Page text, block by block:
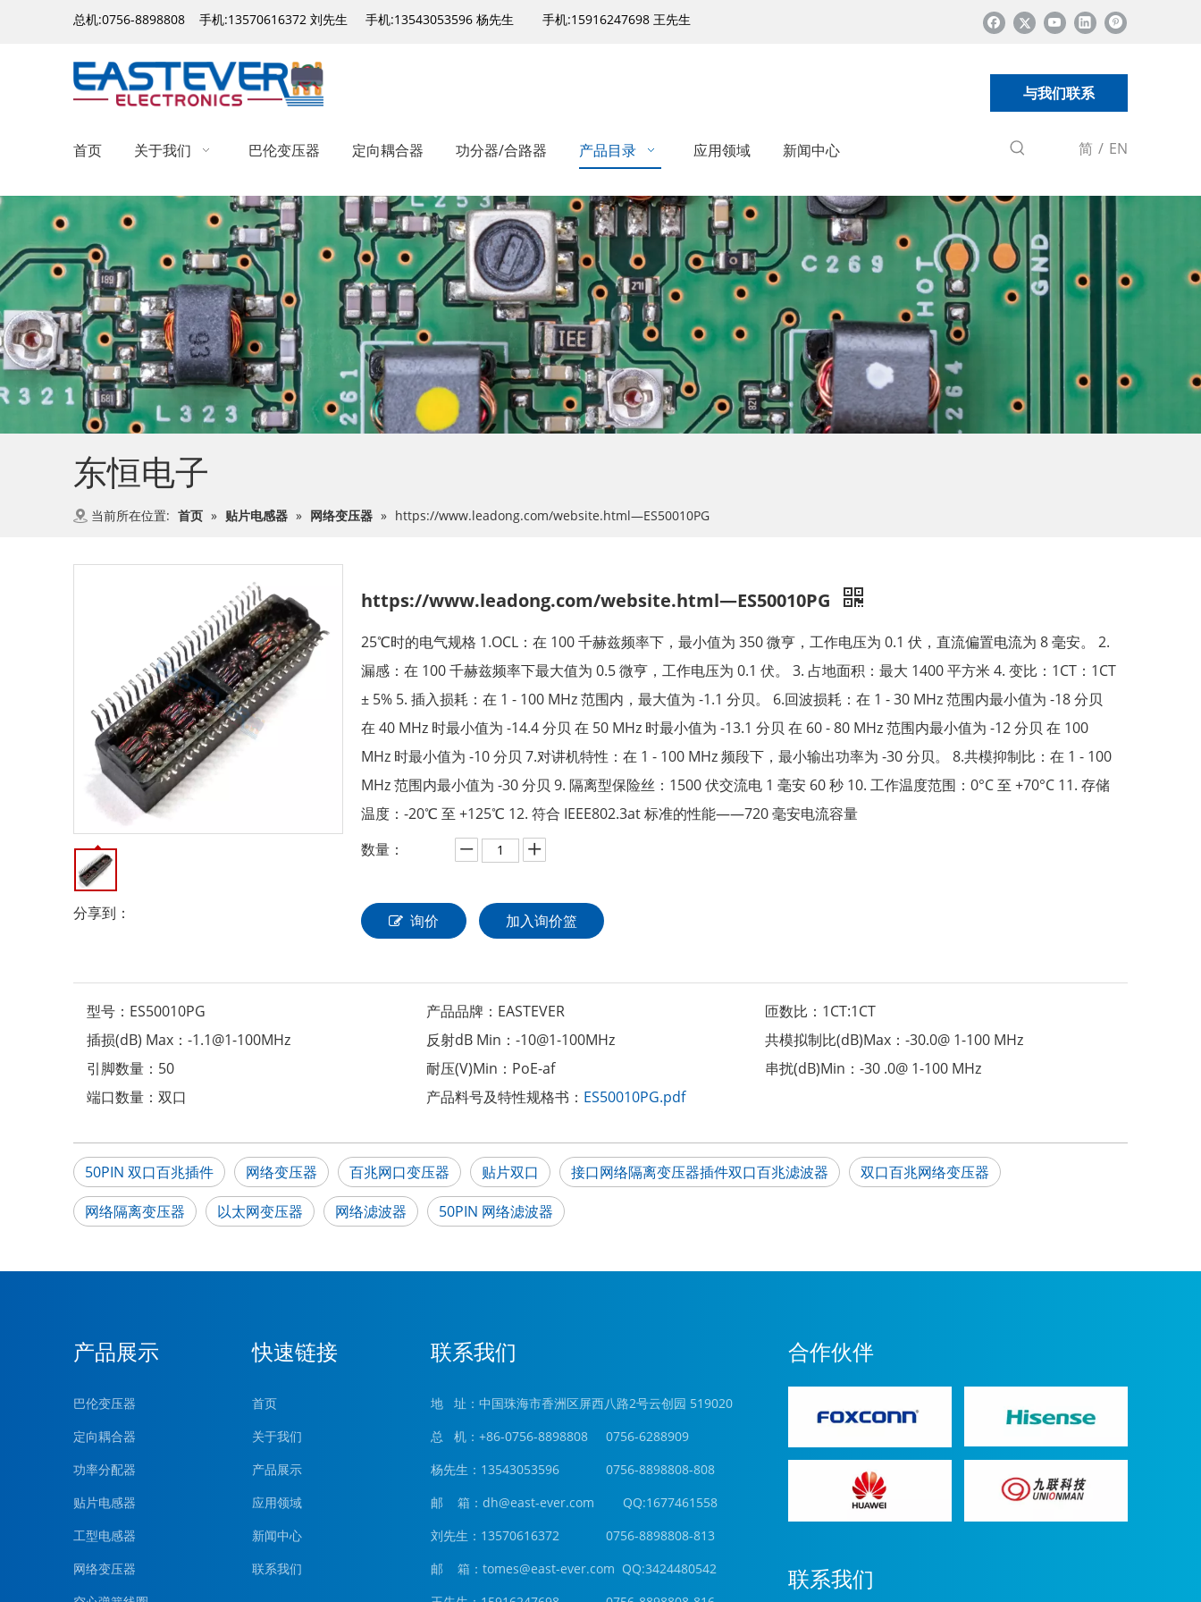
总机:0756-8898808 手机:13570616372 刘先生 手机:13543053596 杨先生 手机:15916247698 王先生
与我们联系
首页 关于我们 巴伦变压器 定向耦合器 功分器/合路器 产品目录 应用领域 新闻中心 简 / EN
东恒电子
当前所在位置: 首页 » 贴片电感器 » 网络变压器 » https://www.leadong.com/website.html—ES50010PG
分享到：
https://www.leadong.com/website.html—ES50010PG
25℃时的电气规格 1.OCL：在 100 千赫兹频率下，最小值为 350 微亨，工作电压为 0.1 伏，直流偏置电流为 8 毫安。 2.
漏感：在 100 千赫兹频率下最大值为 0.5 微亨，工作电压为 0.1 伏。 3. 占地面积：最大 1400 平方米 4. 变比：1CT：1CT
± 5% 5. 插入损耗：在 1 - 100 MHz 范围内，最大值为 -1.1 分贝。 6.回波损耗：在 1 - 30 MHz 范围内最小值为 -18 分贝
在 40 MHz 时最小值为 -14.4 分贝 在 50 MHz 时最小值为 -13.1 分贝 在 60 - 80 MHz 范围内最小值为 -12 分贝 在 100
MHz 时最小值为 -10 分贝 7.对讲机特性：在 1 - 100 MHz 频段下，最小输出功率为 -30 分贝。 8.共模抑制比：在 1 - 100
MHz 范围内最小值为 -30 分贝 9. 隔离型保险丝：1500 伏交流电 1 毫安 60 秒 10. 工作温度范围：0°C 至 +70°C 11. 存储
温度：-20℃ 至 +125℃ 12. 符合 IEEE802.3at 标准的性能——720 毫安电流容量
数量：
询价 加入询价篮
型号： ES50010PG 产品品牌： EASTEVER 匝数比： 1CT:1CT
插损(dB) Max： -1.1@1-100MHz 反射dB Min： -10@1-100MHz 共模拟制比(dB)Max： -30.0@ 1-100 MHz
引脚数量： 50 耐压(V)Min： PoE-af 串扰(dB)Min： -30 .0@ 1-100 MHz
端口数量： 双口 产品料号及特性规格书： ES50010PG.pdf
50PIN 双口百兆插件 网络变压器 百兆网口变压器 贴片双口 接口网络隔离变压器插件双口百兆滤波器
双口百兆网络变压器
网络隔离变压器
以太网变压器 网络滤波器 50PIN 网络滤波器
产品展示
巴伦变压器
定向耦合器
功率分配器
贴片电感器
工型电感器
网络变压器
快速链接
首页
关于我们
产品展示
应用领域
新闻中心
联系我们
联系我们
地 址：中国珠海市香洲区屏西八路2号云创园 519020
总 机：+86-0756-8898808 0756-6288909
杨先生：13543053596 0756-8898808-808
邮 箱： dh@east-ever.com QQ:1677461558
刘先生：13570616372 0756-8898808-813
邮 箱：tomes@east-ever.com QQ:3424480542
合作伙伴
联系我们